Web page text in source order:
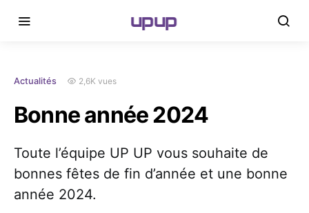
upup
Actualités 2,6K vues
Bonne année 2024
Toute l’équipe UP UP vous souhaite de
bonnes fêtes de fin d’année et une bonne
année 2024.